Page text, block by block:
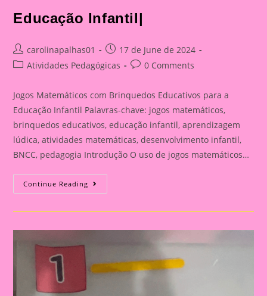
Educação Infantil|
Post
author:
carolinapalhas01
Post
published:
17 de June de 2024
PostAtividades Pedagógicas
Post0 Comments
Jogos Matemáticos com Brinquedos Educativos para a
Educação Infantil Palavras-chave: jogos matemáticos,
brinquedos educativos, educação infantil, aprendizagem
lúdica, atividades matemáticas, desenvolvimento infantil,
BNCC, pedagogia Introdução O uso de jogos matemáticos…
Continue Reading 30
Jogos
Com
Para
Infantil|